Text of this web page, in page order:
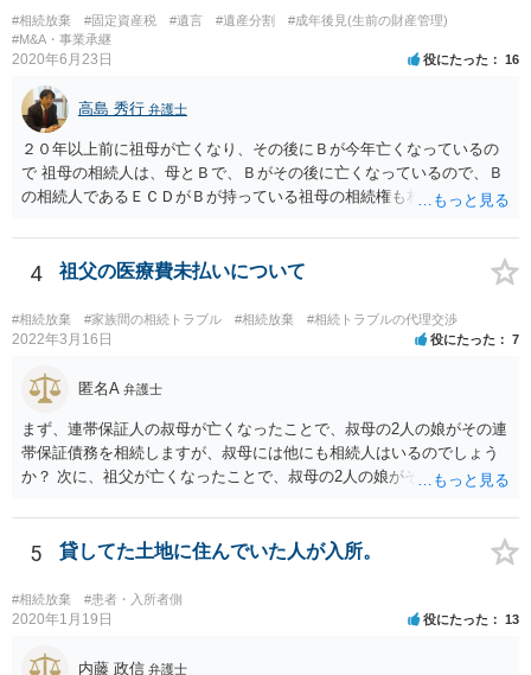
#相続放棄 #固定資産税 #遺言 #遺産分割
#成年後見(生前の財産管理)
#M&A・事業承継
2020年6月23日 役にたった 16
高島 秀行 弁護士
２０年以上前に祖母が亡くなり、その後にＢが今年亡くなっているの
で 祖母の相続人は、母とＢで、Ｂがその後に亡くなっているので、Ｂ
の相続人であるＥＣＤがＢが持っている祖母の相続権も相続すること
Ｅも行う必要があります。 Ｂの配偶者であるＥは常にＢの相続人とな
ります。
4 祖父の医療費未払いについて
#相続放棄 #家族間の相続トラブル #相続放棄 #相続トラブルの代理交渉
2022年3月16日 役にたった 7
匿名A 弁護士
まず、連帯保証人の叔母が亡くなったことで、叔母の2人の娘がその連
帯保証債務を相続しますが、叔母には他にも相続人はいるのでしょう
か？ 次に、祖父が亡くなったことで、叔母の2人の娘がそれぞれ4分の
5 貸してた土地に住んでいた人が入所。
#相続放棄 #患者・入所者側
2020年1月19日 役にたった 13
内藤 政信 弁護士